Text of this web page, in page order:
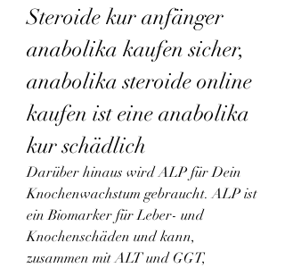
Steroide kur anfänger
anabolika kaufen sicher,
anabolika steroide online
kaufen ist eine anabolika
kur schädlich
Darüber hinaus wird ALP für Dein
Knochenwachstum gebraucht. ALP ist
ein Biomarker für Leber- und
Knochenschäden und kann,
zusammen mit ALT und GGT,